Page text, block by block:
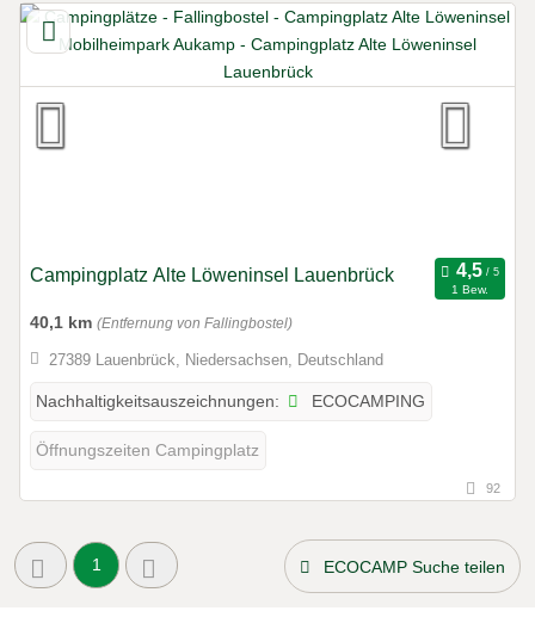
Campingplatz Alte Löweninsel Lauenbrück
1 Bew.
40,1 km (Entfernung von Fallingbostel)
27389 Lauenbrück, Niedersachsen, Deutschland
Nachhaltigkeitsauszeichnungen: ECOCAMPING
Öffnungszeiten Campingplatz
92
1 ECOCAMP Suche teilen